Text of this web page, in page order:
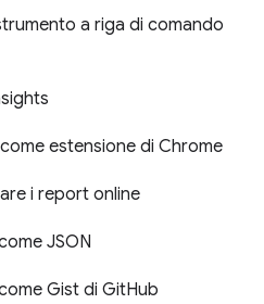
a riga di comando
estensione di Chrome
i report online
JSON
Gist di GitHub